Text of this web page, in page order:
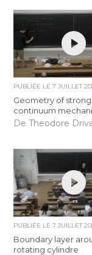
PUBLIÉE LE7 JUILLET
Geometry of
continuum
De Theodore
PUBLIÉE LE7 JUILLET
Boundary layer
rotating cylindre